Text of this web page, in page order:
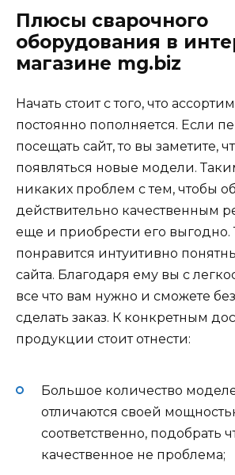
Плюсы сварочного
оборудования в
магазине mg.biz
Начать стоит с того, что
постоянно пополняется. Если
посещать сайт, то вы заметите,
появляться новые модели.
никаких проблем с тем, чтобы
действительно качественным
еще и приобрести его выгодно.
понравится интуитивно
сайта. Благодаря ему вы с
все что вам нужно и сможете
сделать заказ. К конкретным
продукции стоит отнести:
Большое количество
отличаются своей
соответственно, подобрать
качественное не проблема;